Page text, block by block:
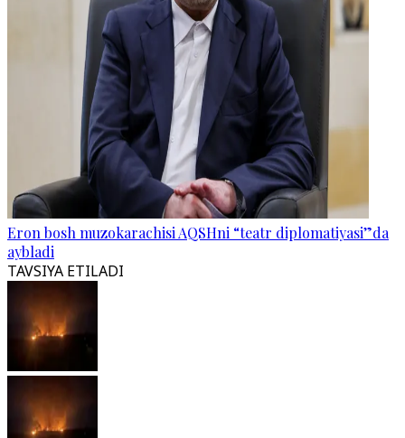
Eron bosh muzokarachisi AQSHni “teatr diplomatiyasi”da
aybladi
TAVSIYA ETILADI